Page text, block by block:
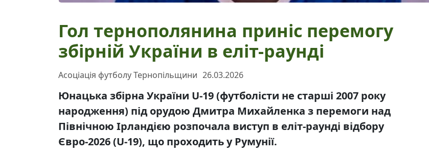
Гол тернополянина приніс перемогу
збірній України в еліт-раунді
Асоціація футболу Тернопільщини 26.03.2026
Юнацька збірна України U-19 (футболісти не старші 2007 року
народження) під орудою Дмитра Михайленка з перемоги над
Північною Ірландією розпочала виступ в еліт-раунді відбору
Євро-2026 (U-19), що проходить у Румунії.